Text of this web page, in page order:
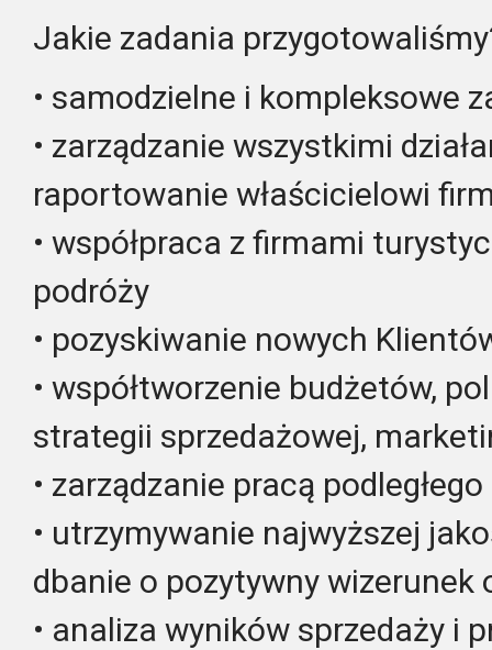
Jakie zadania
• samodzielne i kompleksowe
• zarządzanie wszystkimi
raportowanie właścicielowi
• współpraca z firmami
podróży
• pozyskiwanie nowych
• współtworzenie budżetów,
strategii sprzedażowej,
• zarządzanie pracą podległego
• utrzymywanie najwyższej
dbanie o pozytywny wizerunek
• analiza wyników sprzedaży i